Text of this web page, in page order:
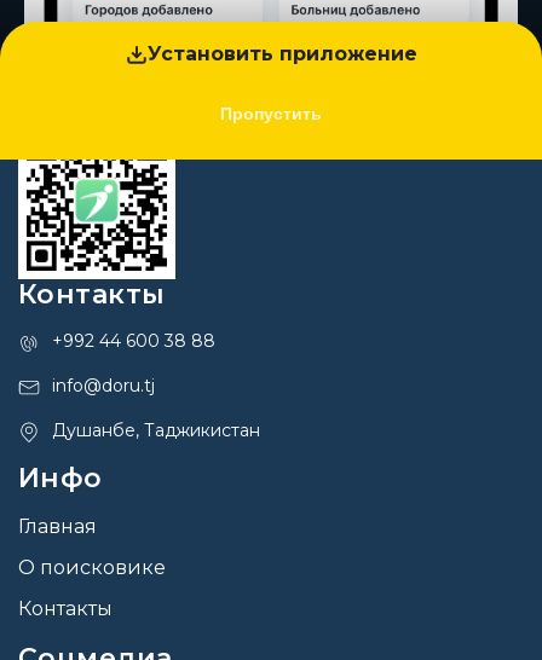
Установить приложение
Пропустить
Контакты
+992 44 600 38 88
info@doru.tj
Душанбе, Таджикистан
Инфо
Главная
О поисковике
Контакты